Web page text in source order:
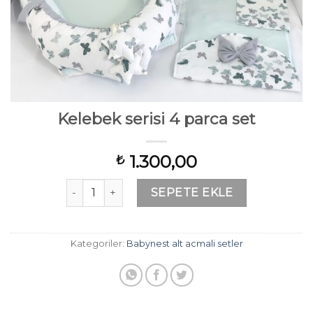
Kelebek serisi 4 parca set
₺ 1.300,00
Kelebek serisi 4 parca set adet
SEPETE EKLE
Kategoriler: Babynest alt acmali setler